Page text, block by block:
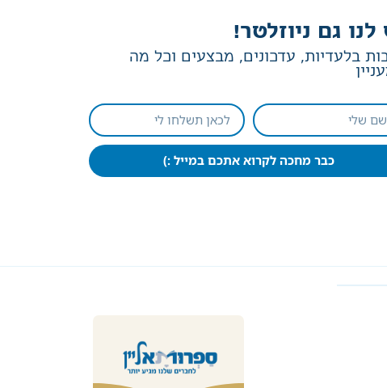
לנו גם ניוזלטר!
בלעדיות, עדכונים, מבצעים וכל מה
כבר מחכה לקרוא אתכם במייל :)